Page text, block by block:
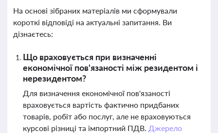
На основі зібраних матеріалів ми сформували
короткі відповіді на актуальні запитання. Ви
дізнаєтесь:
Що враховується при визначенні
економічної пов'язаності між резидентом і
нерезидентом?
Для визначення економічної пов'язаності
враховується вартість фактично придбаних
товарів, робіт або послуг, але не враховуються
курсові різниці та імпортний ПДВ. Джерело